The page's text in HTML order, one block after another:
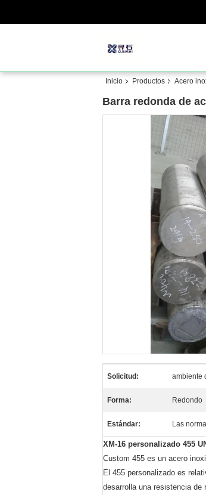
Inicio Productos Acero
Barra redonda de
Solicitud: ambiente
Forma: Redondo
Estándar: Las
XM-16 personalizado 455
Custom 455 es un acero
El 455 personalizado es
desarrolla una resistencia de